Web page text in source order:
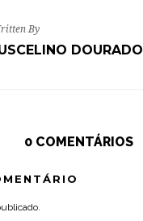
By
DOURADO
0 COMENTÁRIOS